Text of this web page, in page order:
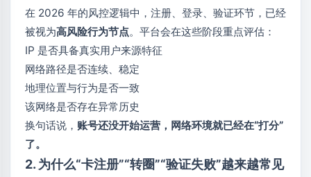
在 2026 年的风控逻辑中，注册、登录、验证环节，已经
被视为高风险行为节点。平台会在这些阶段重点评估：
IP 是否具备真实用户来源特征
网络路径是否连续、稳定
地理位置与行为是否一致
该网络是否存在异常历史
换句话说， 账号还没开始运营，网络环境就已经在“打分”
了。
2. 为什么“卡注册”“转圈”“验证失败”越来越常见